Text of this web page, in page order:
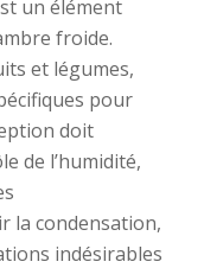
un élément
froide.
et légumes,
pour
doit
de l’humidité,
la condensation,
indésirables